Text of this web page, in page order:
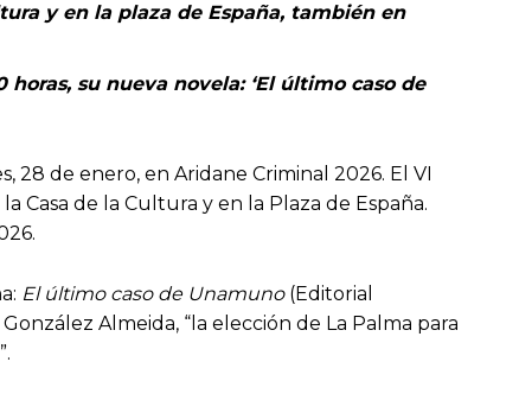
y en la plaza de España, también en
su nueva novela: ‘El último caso de
28 de enero, en Aridane Criminal 2026. El VI
Casa de la Cultura y en la Plaza de España.
El último caso de Unamuno(Editorial
Almeida, “la elección de La Palma para